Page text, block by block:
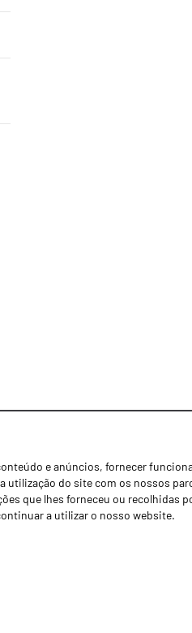
e anúncios, fornecer
utilização do site com os nossos
que lhes forneceu ou recolhidas
a utilizar o nosso website.
Agricultura
Transportes
Gama Floresta